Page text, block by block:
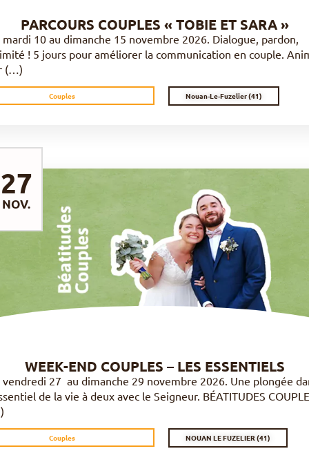
PARCOURS COUPLES « TOBIE ET SARA »
mardi 10 au dimanche 15 novembre 2026. Dialogue, pardon,
! 5 jours pour améliorer la communication en couple.
(…)
Couples Nouan-Le-Fuzelier (41)
NOV.
DÉCOUVRIR
WEEK-END COUPLES – LES ESSENTIELS
vendredi 27 au dimanche 29 novembre 2026. Une plongée
de la vie à deux avec le Seigneur. BÉATITUDES
Couples NOUAN LE FUZELIER (41)
27